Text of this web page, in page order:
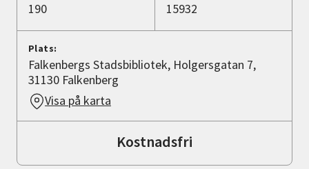
190 15932
Plats:
Falkenbergs Stadsbibliotek, Holgersgatan 7,
31130 Falkenberg
Visa på karta
Kostnadsfri